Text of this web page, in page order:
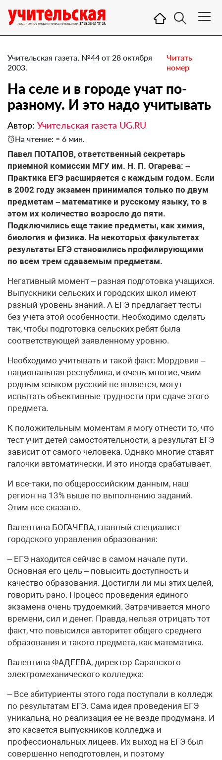
Учительская газета, №44 от 28 октября
2003.
Читать
номер
На селе и в городе учат по-
разному. И это надо учитывать
Автор: Учительская газета UG.RU
На чтение: ≈ 6 мин.
Павел ПОТАПОВ, ответственный секретарь
приемной комиссии МГУ им. Н. П. Огарева: –
Практика ЕГЭ расширяется с каждым годом. Если
в 2002 году экзамен принимался только по двум
предметам – математике и русскому языку, то в
этом их количество возросло до пяти.
Подключились еще такие предметы, как химия,
биология и физика. На некоторых факультетах
результаты ЕГЭ становились профилирующими
по всем трем сдаваемым предметам.
Негативный момент – разная подготовка учащихся.
Выпускники сельских и городских школ имеют
разный уровень знаний. А ЕГЭ предлагает тесты
без учета этой особенности. Необходимо сделать
так, чтобы подготовка сельских ребят была
соответствующей заявленному уровню.
Необходимо учитывать и такой факт: Мордовия –
национальная республика, и очень многие, чьим
родным языком русский не является, могут
испытать объективные трудности при сдаче этого
предмета.
К положительным моментам я могу отнести то, что
тест учит детей самостоятельности, а результат ЕГЭ
зависит от самого человека. Однако многие ставят
галочки автоматически. И это иногда срабатывает.
И все-таки, по общероссийским данным, наш
регион на 13% выше по выполнению заданий.
Этим все сказано.
Валентина БОГАЧЕВА, главный специалист
городского управления образования:
– ЕГЭ находится сейчас в самом начале пути.
Основная его цель – повысить доступность и
качество образования. Достигли ли мы этих целей,
говорить рано. Процесс проведения единого
экзамена очень трудоемкий. Затрачивается много
времени, сил и денег. Правда, нельзя отрицать тот
факт, что повысился авторитет общего среднего
образования и такого предмета, как математика.
Валентина ФАДЕЕВА, директор Саранского
электромеханического колледжа:
– Все абитуриенты этого года поступали в колледж
по результатам ЕГЭ. Сама идея проведения ЕГЭ
уникальна, но реализация ее не везде продумана. И
это касается выпускников колледжа и
профессиональных лицеев. Их выход на ЕГЭ был
совершенно неподготовлен, и поэтому